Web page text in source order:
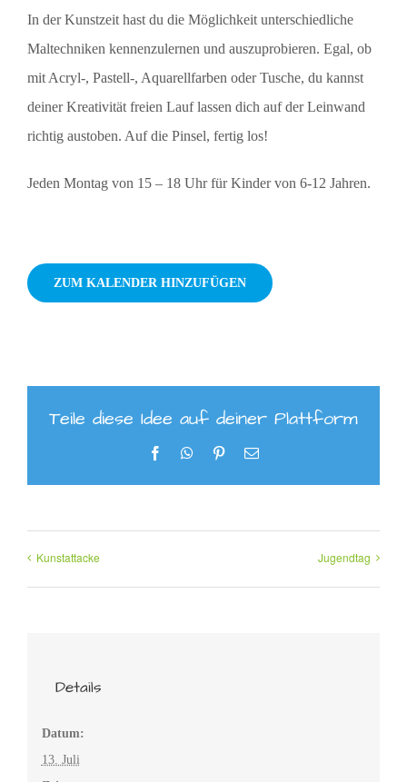
In der Kunstzeit hast du die Möglichkeit unterschiedliche
Maltechniken kennenzulernen und auszuprobieren. Egal, ob
mit Acryl-, Pastell-, Aquarellfarben oder Tusche, du kannst
deiner Kreativität freien Lauf lassen dich auf der Leinwand
richtig austoben. Auf die Pinsel, fertig los!
Jeden Montag von 15 – 18 Uhr für Kinder von 6-12 Jahren.
ZUM KALENDER HINZUFÜGEN
Teile diese Idee auf deiner Plattform
FacebookWhatsApp
Pinterest
E-
Kunstattacke Jugendtag
Details
Datum:
13. Juli